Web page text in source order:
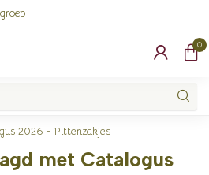
0
2026 - Pittenzakjes
met Catalogus